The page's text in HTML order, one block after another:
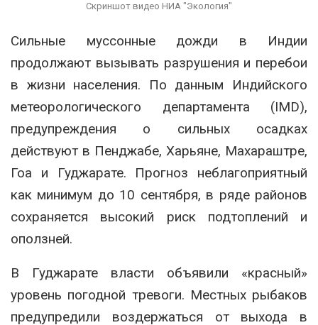
Скриншот видео НИА "Экология"
Сильные муссонные дожди в Индии
продолжают вызывать разрушения и перебои
в жизни населения. По данным Индийского
метеорологического департамента (IMD),
предупреждения о сильных осадках
действуют в Пенджабе, Харьяне, Махараштре,
Гоа и Гуджарате. Прогноз неблагоприятный
как минимум до 10 сентября, в ряде районов
сохраняется высокий риск подтоплений и
оползней.
В Гуджарате власти объявили «красный»
уровень погодной тревоги. Местных рыбаков
предупредили воздержаться от выхода в